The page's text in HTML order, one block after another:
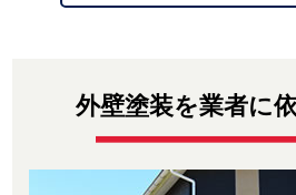
外壁塗装を業者に